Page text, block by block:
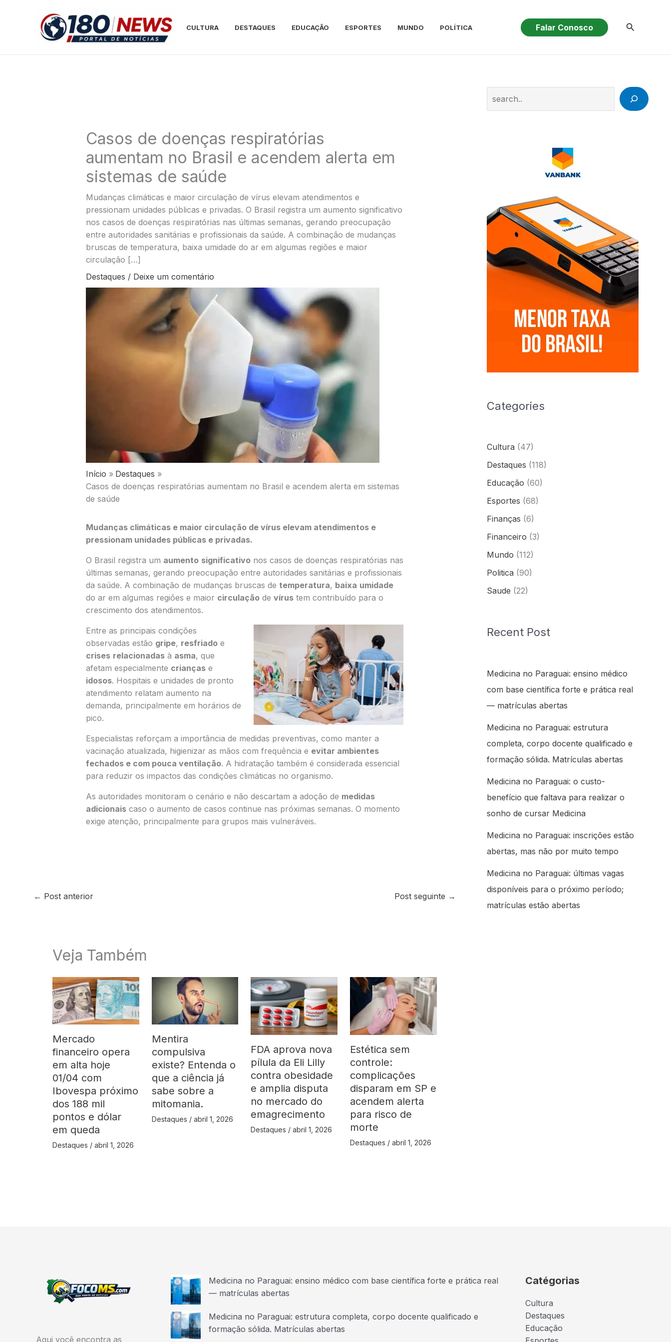
CULTURA DESTAQUES EDUCAÇÃO ESPORTES MUNDO POLÍTICA Falar Conosco Pesquisar
Casos de doenças respiratórias
aumentam no Brasil e acendem alerta em
sistemas de saúde
Mudanças climáticas e maior circulação de vírus elevam atendimentos e
pressionam unidades públicas e privadas. O Brasil registra um aumento significativo
nos casos de doenças respiratórias nas últimas semanas, gerando preocupação
entre autoridades sanitárias e profissionais da saúde. A combinação de mudanças
bruscas de temperatura, baixa umidade do ar em algumas regiões e maior
circulação […]
Destaques / Deixe um comentário
Início
Destaques
Casos de doenças respiratórias aumentam no Brasil e acendem alerta em sistemas
de saúde
Mudanças climáticas e maior circulação de vírus elevam atendimentos e
pressionam unidades públicas e privadas.
O Brasil registra um aumento significativonos casos de doenças respiratórias nas
últimas semanas, gerando preocupação entre autoridades sanitárias e profissionais
da saúde. A combinação de mudanças bruscas de temperatura, baixa umidade
do ar em algumas regiões e maior circulaçãode vírustem contribuído para o
crescimento dos atendimentos.
Entre as principais condições
observadas estão gripe, resfriadoe
crises relacionadasà asma, que
afetam especialmente criançase
idosos. Hospitais e unidades de pronto
atendimento relatam aumento na
demanda, principalmente em horários de
pico.
Especialistas reforçam a importância de medidas preventivas, como manter a
vacinação atualizada, higienizar as mãos com frequência e evitar ambientes
fechados e com pouca ventilação. A hidratação também é considerada essencial
para reduzir os impactos das condições climáticas no organismo.
As autoridades monitoram o cenário e não descartam a adoção de medidas
adicionaiscaso o aumento de casos continue nas próximas semanas. O momento
exige atenção, principalmente para grupos mais vulneráveis.
← Post anterior Post seguinte →
Veja Também
Mercado
financeiro opera
em alta hoje
01/04 com
Ibovespa próximo
dos 188 mil
pontos e dólar
em queda
Destaques / abril 1, 2026
Mentira
compulsiva
existe? Entenda o
que a ciência já
sabe sobre a
mitomania.
Destaques / abril 1, 2026
FDA aprova nova
pílula da Eli Lilly
contra obesidade
e amplia disputa
no mercado do
emagrecimento
Destaques /abril 1, 2026
Estética sem
controle:
complicações
disparam em SP e
acendem alerta
para risco de
morte
Destaques /abril 1, 2026
Categories
Cultura (47)
Destaques (118)
Educação (60)
Esportes (68)
Finanças (6)
Financeiro (3)
Mundo (112)
Politica (90)
Saude (22)
Recent Post
Medicina no Paraguai: ensino médico
com base científica forte e prática real
— matrículas abertas
Medicina no Paraguai: estrutura
completa, corpo docente qualificado e
formação sólida. Matrículas abertas
Medicina no Paraguai: o custo-
benefício que faltava para realizar o
sonho de cursar Medicina
Medicina no Paraguai: inscrições estão
abertas, mas não por muito tempo
Medicina no Paraguai: últimas vagas
disponíveis para o próximo período;
matrículas estão abertas
Aqui você encontra as
Medicina no Paraguai: ensino médico com base científica forte e prática real
— matrículas abertas
Medicina no Paraguai: estrutura completa, corpo docente qualificado e
formação sólida. Matrículas abertas
Catégorias
Cultura
Destaques
Educação